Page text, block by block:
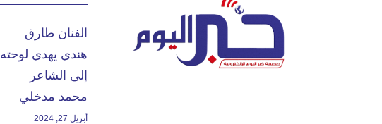
الفنان طارق
هندي يهدي لوحته
إلى الشاعر
محمد مدخلي
أبريل 27, 2024